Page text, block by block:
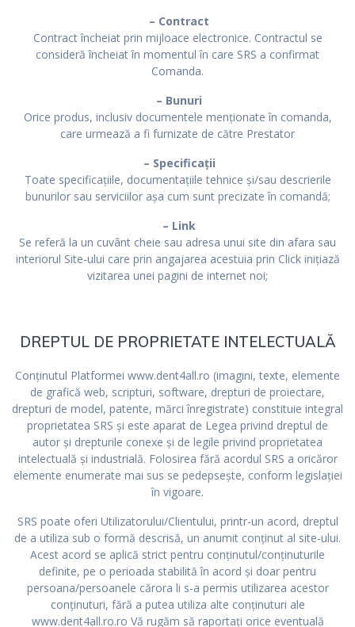
– Contract
Contract încheiat prin mijloace electronice. Contractul se
consideră încheiat în momentul în care SRS a confirmat
Comanda.
– Bunuri
Orice produs, inclusiv documentele menționate în comanda,
care urmează a fi furnizate de către Prestator
– Specificații
Toate specificațiile, documentațiile tehnice și/sau descrierile
bunurilor sau serviciilor așa cum sunt precizate în comandă;
– Link
Se referă la un cuvânt cheie sau adresa unui site din afara sau
interiorul Site-ului care prin angajarea acestuia prin Click inițiază
vizitarea unei pagini de internet noi;
DREPTUL DE PROPRIETATE INTELECTUALĂ
Conţinutul Platformei www.dent4all.ro (imagini, texte, elemente
de grafică web, scripturi, software, drepturi de proiectare,
drepturi de model, patente, mărci înregistrate) constituie integral
proprietatea SRS şi este aparat de Legea privind dreptul de
autor şi drepturile conexe şi de legile privind proprietatea
intelectuală şi industrială. Folosirea fără acordul SRS a oricăror
elemente enumerate mai sus se pedepseşte, conform legislaţiei
în vigoare.
SRS poate oferi Utilizatorului/Clientului, printr-un acord, dreptul
de a utiliza sub o formă descrisă, un anumit conţinut al site-ului.
Acest acord se aplică strict pentru conţinutul/conţinuturile
definite, pe o perioada stabilită în acord şi doar pentru
persoana/persoanele cărora li s-a permis utilizarea acestor
conţinuturi, fără a putea utiliza alte conţinuturi ale
www.dent4all.ro.ro Vă rugăm să raportați orice eventuală